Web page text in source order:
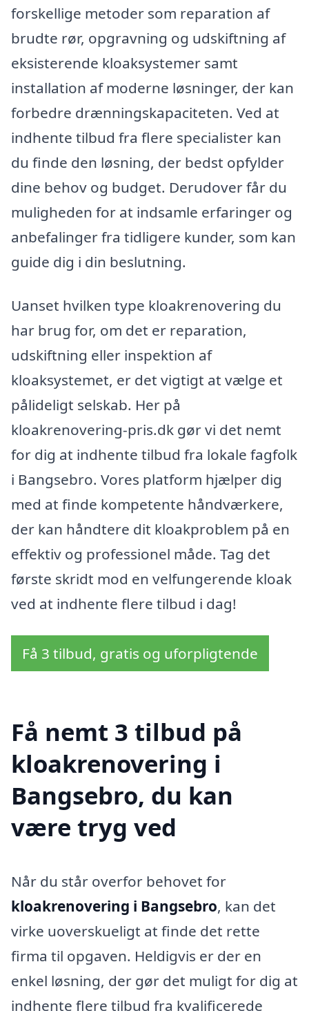
forskellige metoder som reparation af
brudte rør, opgravning og udskiftning af
eksisterende kloaksystemer samt
installation af moderne løsninger, der kan
forbedre drænningskapaciteten. Ved at
indhente tilbud fra flere specialister kan
du finde den løsning, der bedst opfylder
dine behov og budget. Derudover får du
muligheden for at indsamle erfaringer og
anbefalinger fra tidligere kunder, som kan
guide dig i din beslutning.
Uanset hvilken type kloakrenovering du
har brug for, om det er reparation,
udskiftning eller inspektion af
kloaksystemet, er det vigtigt at vælge et
pålideligt selskab. Her på
kloakrenovering-pris.dk gør vi det nemt
for dig at indhente tilbud fra lokale fagfolk
i Bangsebro. Vores platform hjælper dig
med at finde kompetente håndværkere,
der kan håndtere dit kloakproblem på en
effektiv og professionel måde. Tag det
første skridt mod en velfungerende kloak
ved at indhente flere tilbud i dag!
Få 3 tilbud, gratis og uforpligtende
Få nemt 3 tilbud på
kloakrenovering i
Bangsebro, du kan
være tryg ved
Når du står overfor behovet for
kloakrenovering i Bangsebro, kan det
virke uoverskueligt at finde det rette
firma til opgaven. Heldigvis er der en
enkel løsning, der gør det muligt for dig at
indhente flere tilbud fra kvalificerede